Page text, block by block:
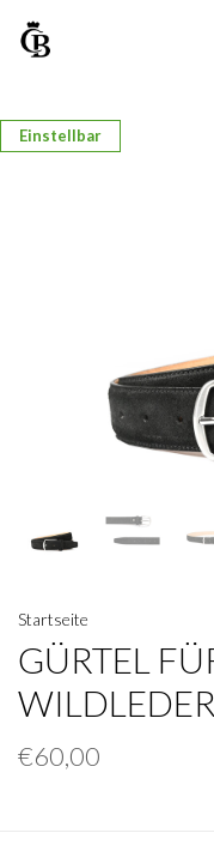
Einstellbar
Startseite
GÜRTEL
€60,00